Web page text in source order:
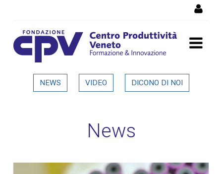
Dettaglio in evidenza
NEWS VIDEO DICONO DI NOI
News